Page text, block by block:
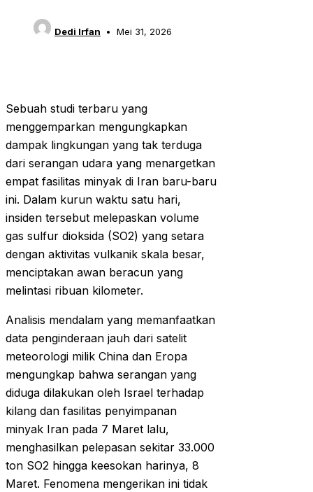
Dedi Irfan Mei 31, 2026
Sebuah studi terbaru yang
menggemparkan mengungkapkan
dampak lingkungan yang tak terduga
dari serangan udara yang menargetkan
empat fasilitas minyak di Iran baru-baru
ini. Dalam kurun waktu satu hari,
insiden tersebut melepaskan volume
gas sulfur dioksida (SO2) yang setara
dengan aktivitas vulkanik skala besar,
menciptakan awan beracun yang
melintasi ribuan kilometer.
Analisis mendalam yang memanfaatkan
data penginderaan jauh dari satelit
meteorologi milik China dan Eropa
mengungkap bahwa serangan yang
diduga dilakukan oleh Israel terhadap
kilang dan fasilitas penyimpanan
minyak Iran pada 7 Maret lalu,
menghasilkan pelepasan sekitar 33.000
ton SO2 hingga keesokan harinya, 8
Maret. Fenomena mengerikan ini tidak